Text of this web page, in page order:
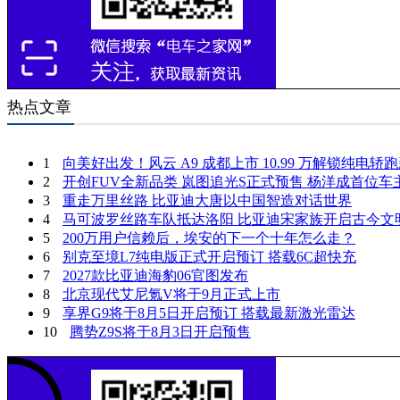
热点文章
1
向美好出发！风云 A9 成都上市 10.99 万解锁纯电轿
2
开创FUV全新品类 岚图追光S正式预售 杨洋成首位车
3
重走万里丝路 比亚迪大唐以中国智造对话世界
4
马可波罗丝路车队抵达洛阳 比亚迪宋家族开启古今文
5
200万用户信赖后，埃安的下一个十年怎么走？
6
别克至境L7纯电版正式开启预订 搭载6C超快充
7
2027款比亚迪海豹06官图发布
8
北京现代艾尼氪V将于9月正式上市
9
享界G9将于8月5日开启预订 搭载最新激光雷达
10
腾势Z9S将于8月3日开启预售